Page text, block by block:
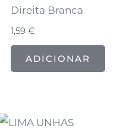
Direita Branca
1,59€
ADICIONAR